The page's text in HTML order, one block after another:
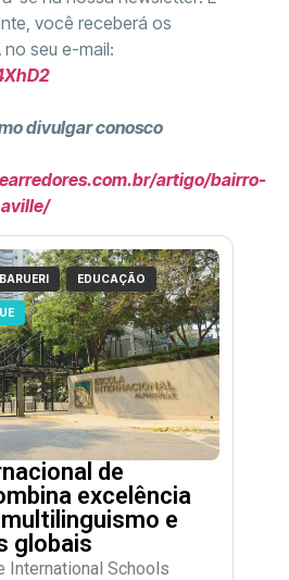
você receberá os
seu e-mail:
divulgar conosco
artigo/bairro-
BARUERI EDUCAÇÃO
de
excelência
e
globais
International Schools